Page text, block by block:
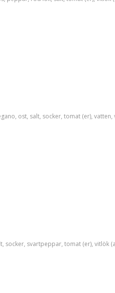
, ost, salt, socker, tomat (er), vatten,
, socker, svartpeppar, tomat (er), vitlök